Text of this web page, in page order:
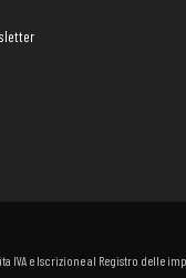
e Iscrizione al Registro delle